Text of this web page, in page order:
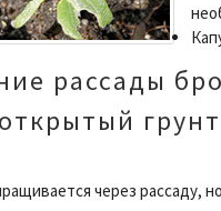
рассады
грунт
через рассаду,